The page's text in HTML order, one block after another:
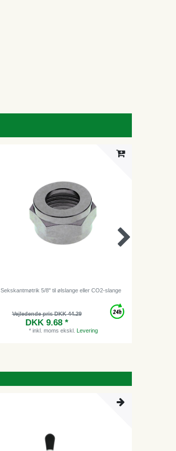
Sekskantmøtrik 5/8" til ølslange eller CO2-slange
Vejledende pris DKK 44.29
DKK 9.68 *
* inkl. moms ekskl. Levering